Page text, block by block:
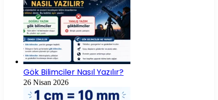
Gök Bilimciler Nasıl Yazılır?
26 Nisan 2026